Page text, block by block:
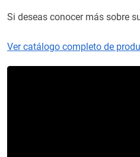
Si deseas conocer más sobre
Ver catálogo completo de